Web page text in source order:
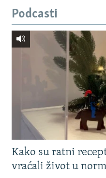
Podcasti
Kako su ratni
vraćali život u